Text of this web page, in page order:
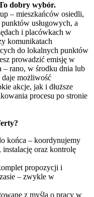
dobry wybór.
– mieszkańców osiedli,
usługowych, a
i placówkach w
komunikatach
do lokalnych punktów
prowadzić emisję w
– rano, w środku dnia lub
daje możliwość
akcje, jak i dłuższe
procesu po stronie
końca – koordynujemy
oraz kontrolę
propozycji i
– zwykle w
z myślą o pracy w